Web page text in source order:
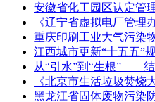
安徽省化工园区认定管
《辽宁省虚拟电厂管理
重庆印刷工业大气污染
江西城市更新“十五五”
从“引水”到“生根”——
《北京市生活垃圾焚烧
黑龙江省固体废物污染